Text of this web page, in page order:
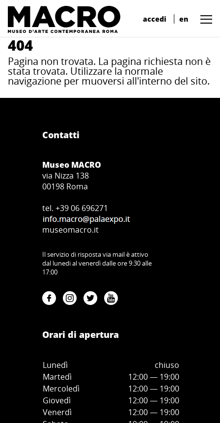
accedi en
404
Pagina non trovata. La pagina richiesta non è
stata trovata. Utilizzare la normale
navigazione per muoversi all'interno del sito.
Contatti
Museo MACRO
via Nizza 138
00198 Roma
tel. +39 06 696271
museomacro.it
Il servizio di risposta via mail è attivo
dal lunedi al venerdì dalle ore 9:30 alle
17:00
Orari di apertura
Lunedì
chiuso
Martedì
12:00 — 19:00
Mercoledì
12:00— 19:00
Giovedì
12:00— 19:00
Venerdì
12:00— 19:00